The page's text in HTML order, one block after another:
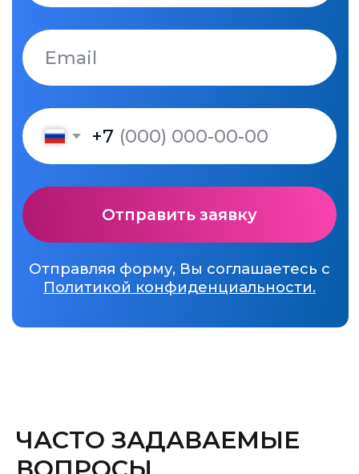
ЧАСТО ЗАДАВАЕМЫЕ